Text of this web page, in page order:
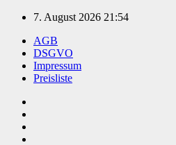
Zum
springen
7. August 2026 21:54
AGB
DSGVO
Impressum
Preisliste